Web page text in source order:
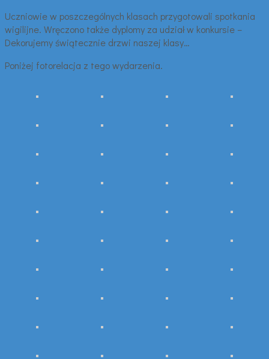
Uczniowie w poszczególnych klasach przygotowali spotkania
wigilijne. Wręczono także dyplomy za udział w konkursie –
Dekorujemy świątecznie drzwi naszej klasy…
Poniżej fotorelacja z tego wydarzenia.